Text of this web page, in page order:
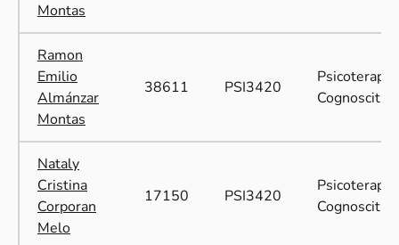
Montas
Ramon
Emilio
Almánzar
Montas
38611 PSI3420
Psicoterapia
Cognoscitiva
Nataly
Cristina
Corporan
Melo
17150 PSI3420
Psicoterapia
Cognoscitiva